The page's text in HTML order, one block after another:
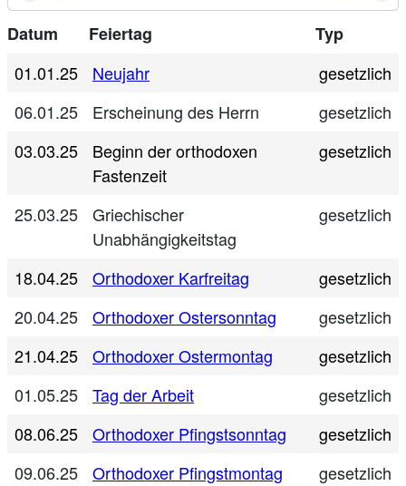
Datum
Feiertag
Typ
01.01.25
Neujahr
gesetzlich
06.01.25
Erscheinung des Herrn
gesetzlich
03.03.25
Beginn der orthodoxen
Fastenzeit
gesetzlich
25.03.25
Griechischer
Unabhängigkeitstag
gesetzlich
18.04.25 Orthodoxer Karfreitag
gesetzlich
20.04.25
Orthodoxer Ostersonntag
gesetzlich
21.04.25
Orthodoxer Ostermontag
gesetzlich
01.05.25
Tag der Arbeit
gesetzlich
08.06.25
Orthodoxer Pfingstsonntag
gesetzlich
09.06.25
Orthodoxer Pfingstmontag
gesetzlich